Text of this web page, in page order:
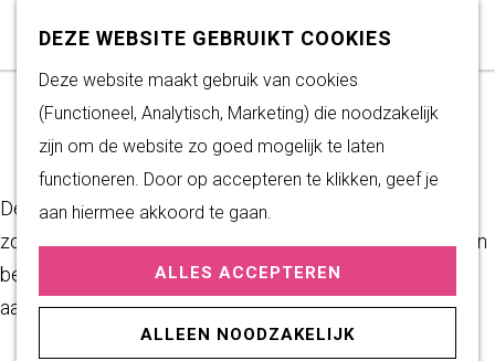
DEZE WEBSITE GEBRUIKT COOKIES
Deze website maakt gebruik van cookies
(Functioneel, Analytisch, Marketing) die noodzakelijk
zijn om de website zo goed mogelijk te laten
functioneren. Door op accepteren te klikken, geef je
aan hiermee akkoord te gaan.
ALLES ACCEPTEREN
ALLEEN NOODZAKELIJK
G
a
r
d
e
K
Z
e
k
M
e
DUURZAAM WONEN
Duurzame initiatieven
Fairtrade Gemeente
Het Energieloket
PRAKTISCHE
INFORMATIE
Verenigingen
DISCLAIMER
De inhoud van deze site is met de grootst mogelijke
zorgvuldigheid voorbereid en samengesteld op basis van
betrouwbare en actuele bronnen alsmede door derden
aangeleverde gegevens.